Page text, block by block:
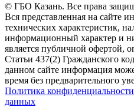
© ГБО Казань. Все права
Вся представленная на сайте
технических характеристик,
информационный характер и
является публичной офертой,
Статьи 437(2) Гражданского
данном сайте информация
время без предварительного
Политика
данных